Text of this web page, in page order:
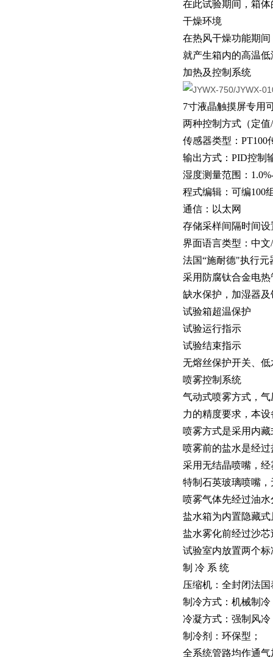
在此试验期间，箱
干燥环境
在热风干燥功能期
就产生箱内的高温
加热及控制系统
7寸液晶触摸屏专用
两种控制方式（定值
传感器类型：PT100
输出方式：PID控制
湿度测量范围：
程式编辑：可编100
通信：以太网
存储采样间隔时间
界面语言类型：中文
法国“施耐德"执行元
采用防腐钛合金电热
缺水保护，加湿器
试验箱超温保护
试验运行指示
试验结束指示
无熔丝保护开关、
喷雾控制系统
气动式喷雾方式，
力的精度要求，本
喷雾方式是采用内
喷雾前的盐水是经
采用无结晶喷嘴，
特制石英玻璃喷嘴，
喷雾气体先经过油
盐水箱为内置隐藏
盐水雾化前经过沙
试验室内放置两个
制 冷 系 统
压缩机：全封闭法国
制冷方式：机械制冷
冷凝方式：强制风冷
制冷剂：环保型；
全系统管路均作通